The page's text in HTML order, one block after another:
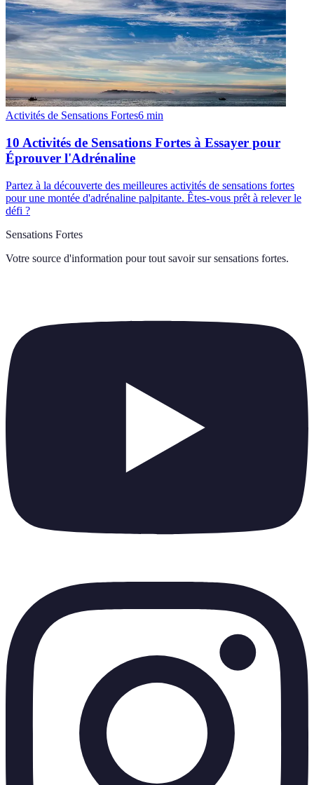
Activités de Sensations Fortes6 min
10 Activités de Sensations Fortes à Essayer pour
Éprouver l'Adrénaline
Partez à la découverte des meilleures activités de sensations fortes
pour une montée d'adrénaline palpitante. Êtes-vous prêt à relever le
défi ?
Sensations Fortes
Votre source d'information pour tout savoir sur sensations fortes.